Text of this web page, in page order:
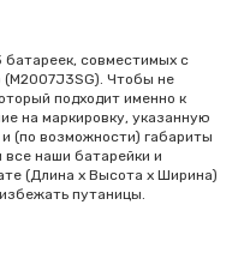
совместимых с
(M2007J3SG). Чтобы не
подходит именно к
на маркировку, указанную
(по возможности) габариты
наши батарейки и
(Длина x Высота x Ширина)
путаницы.